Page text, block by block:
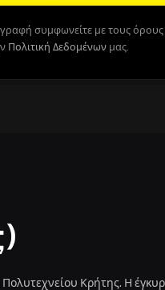
συμφωνείτε με τους όρους
Πολιτική Δεδομένων μας.
Κρήτης. Η